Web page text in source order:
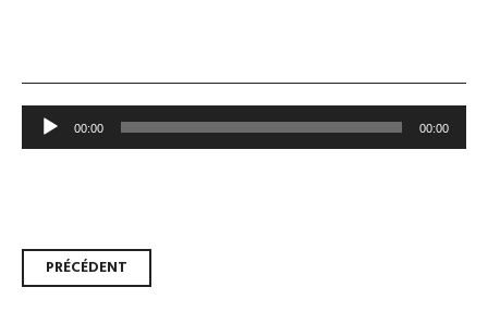
Lecteur
audio
00:00 00:00
Navigation
PRÉCÉDENT